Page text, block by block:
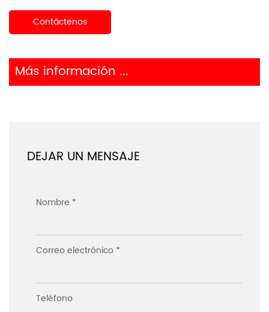
Contáctenos
Más información ...
DEJAR UN MENSAJE
Nombre *
Correo electrónico *
Teléfono